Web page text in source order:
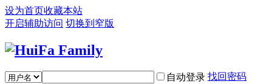
设为首页收藏本站
开启辅助访问 切换到窄版
自动登录 找回密码